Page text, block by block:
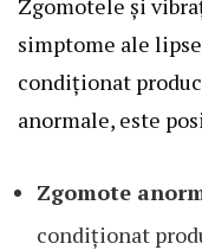
simptome ale
condiționat
anormale, este
Zgomote
condiționat